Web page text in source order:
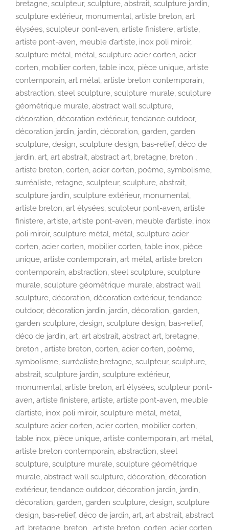
bretagne, sculpteur, sculpture, abstrait, sculpture jardin,
sculpture extérieur, monumental, artiste breton, art
élysées, sculpteur pont-aven, artiste finistere, artiste,
artiste pont-aven, meuble d’artiste, inox poli miroir,
sculpture métal, métal, sculpture acier corten, acier
corten, mobilier corten, table inox, pièce unique, artiste
contemporain, art métal, artiste breton contemporain,
abstraction, steel sculpture, sculpture murale, sculpture
géométrique murale, abstract wall sculpture,
décoration, décoration extérieur, tendance outdoor,
décoration jardin, jardin, décoration, garden, garden
sculpture, design, sculpture design, bas-relief, déco de
jardin, art, art abstrait, abstract art, bretagne, breton ,
artiste breton, corten, acier corten, poème, symbolisme,
surréaliste, retagne, sculpteur, sculpture, abstrait,
sculpture jardin, sculpture extérieur, monumental,
artiste breton, art élysées, sculpteur pont-aven, artiste
finistere, artiste, artiste pont-aven, meuble d’artiste, inox
poli miroir, sculpture métal, métal, sculpture acier
corten, acier corten, mobilier corten, table inox, pièce
unique, artiste contemporain, art métal, artiste breton
contemporain, abstraction, steel sculpture, sculpture
murale, sculpture géométrique murale, abstract wall
sculpture, décoration, décoration extérieur, tendance
outdoor, décoration jardin, jardin, décoration, garden,
garden sculpture, design, sculpture design, bas-relief,
déco de jardin, art, art abstrait, abstract art, bretagne,
breton , artiste breton, corten, acier corten, poème,
symbolisme, surréaliste,bretagne, sculpteur, sculpture,
abstrait, sculpture jardin, sculpture extérieur,
monumental, artiste breton, art élysées, sculpteur pont-
aven, artiste finistere, artiste, artiste pont-aven, meuble
d’artiste, inox poli miroir, sculpture métal, métal,
sculpture acier corten, acier corten, mobilier corten,
table inox, pièce unique, artiste contemporain, art métal,
artiste breton contemporain, abstraction, steel
sculpture, sculpture murale, sculpture géométrique
murale, abstract wall sculpture, décoration, décoration
extérieur, tendance outdoor, décoration jardin, jardin,
décoration, garden, garden sculpture, design, sculpture
design, bas-relief, déco de jardin, art, art abstrait, abstract
art, bretagne, breton , artiste breton, corten, acier corten,